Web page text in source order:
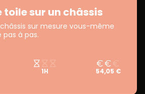
toile sur un châssis
sur mesure vous-même
à pas.
1H 54,05 €